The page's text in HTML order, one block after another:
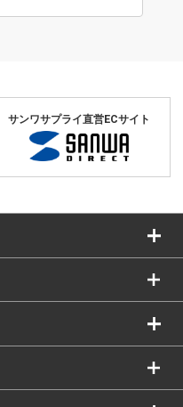
サンワサプライ直営ECサイト